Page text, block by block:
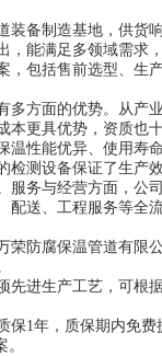
装备制造基地，供货
，能满足多领域需求
，包括售前选型、生
多方面的优势。从产
本更具优势，资质也
温性能优异、使用寿
检测设备保证了生产
服务与经营方面，公
送、工程服务等全
荣防腐保温管道有限
先进生产工艺，可根
保1年，质保期内免